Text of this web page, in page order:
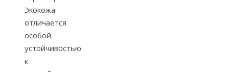
Экокожа
отличается
особой
устойчивостью
к